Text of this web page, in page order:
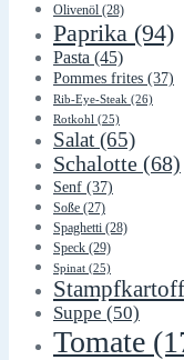
Olivenöl (28)
Paprika (94)
Pasta (45)
Pommes frites (37)
Rib-Eye-Steak (26)
Rotkohl (25)
Salat (65)
Schalotte (68)
Senf (37)
Soße (27)
Spaghetti (28)
Speck (29)
Spinat (25)
Suppe (50)
Tomate